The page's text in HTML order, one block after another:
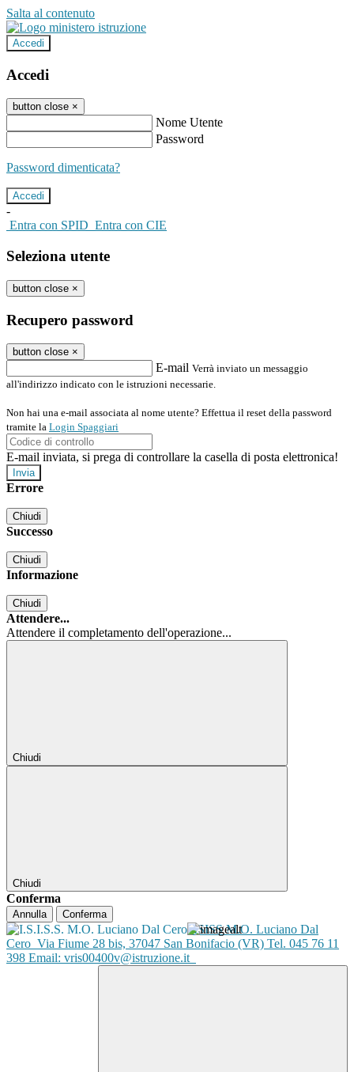
Salta al contenuto
Accedi
Accedi
button close ×
Nome Utente
Password
Password dimenticata?
-
Entra con SPID Entra con CIE
Seleziona utente
button close ×
Recupero password
button close ×
E-mail Verrà inviato un messaggio
all'indirizzo indicato con le istruzioni necessarie.
Non hai una e-mail associata al nome utente? Effettua il reset della password
tramite la Login Spaggiari
E-mail inviata, si prega di controllare la casella di posta elettronica!
Errore
Chiudi
Successo
Chiudi
Informazione
Chiudi
Attendere...
Attendere il completamento dell'operazione...
Chiudi
Chiudi
Conferma
Annulla Conferma
ISISS M.O. Luciano Dal
Cero Via Fiume 28 bis, 37047 San Bonifacio (VR) Tel. 045 76 11
398 Email: vris00400v@istruzione.it